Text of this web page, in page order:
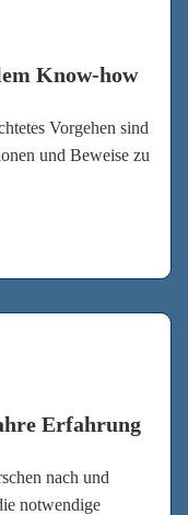
Know-how
Vorgehen sind
und Beweise zu
Erfahrung
nach und
notwendige